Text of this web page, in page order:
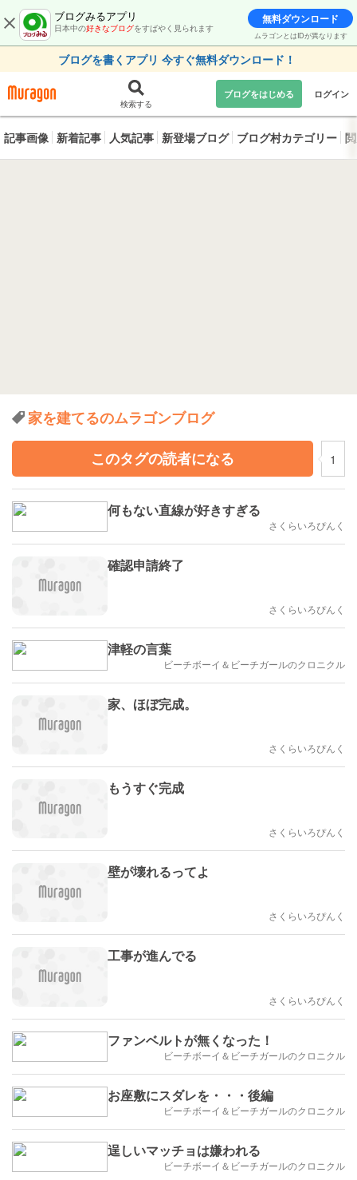
ブログみるアプリ
日本中の好きなブログをすばやく見られます
無料ダウンロード
ムラゴンとはIDが異なります
ブログを書くアプリ 今すぐ無料ダウンロード！
検索する
ブログをはじめる ログイン
記事画像 新着記事 人気記事 新登場ブログ ブログ村カテゴリー
家を建てるのムラゴンブログ
このタグの読者になる
1
何もない直線が好きすぎる
さくらいろぴんく
確認申請終了
さくらいろぴんく
津軽の言葉
ビーチボーイ＆ビーチガールのクロニクル
家、ほぼ完成。
さくらいろぴんく
もうすぐ完成
さくらいろぴんく
壁が壊れるってよ
さくらいろぴんく
工事が進んでる
さくらいろぴんく
ファンベルトが無くなった！
ビーチボーイ＆ビーチガールのクロニクル
お座敷にスダレを・・・後編
ビーチボーイ＆ビーチガールのクロニクル
逞しいマッチョは嫌われる
ビーチボーイ＆ビーチガールのクロニクル